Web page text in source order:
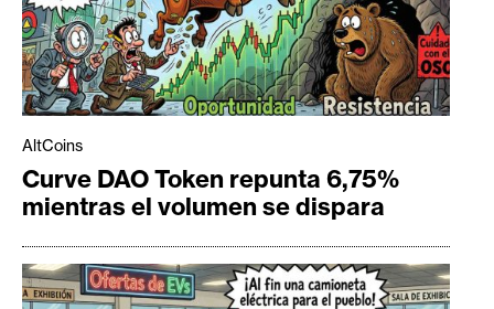
AltCoins
Curve DAO Token repunta 6,75%
mientras el volumen se dispara